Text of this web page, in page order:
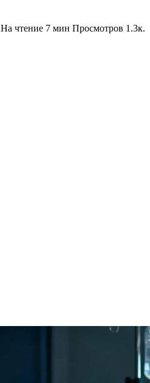
На чтение 7 мин Просмотров 1.3к.